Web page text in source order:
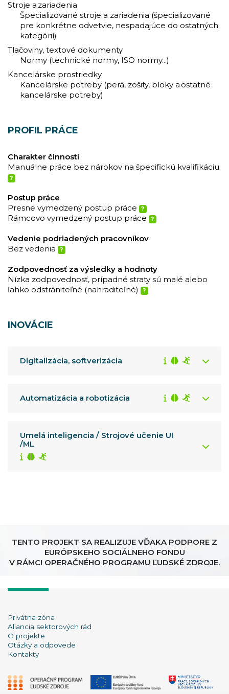
Stroje a zariadenia
Špecializované stroje a zariadenia (špecializované
pre konkrétne odvetvie, nespadajúce do ostatných
kategórií)
Tlačoviny, textové dokumenty
Normy (technické normy, ISO normy...)
Kancelárske prostriedky
Kancelárske potreby (perá, zošity, bloky a ostatné
kancelárske potreby)
PROFIL PRÁCE
Charakter činností
Manuálne práce bez nárokov na špecifickú kvalifikáciu
?
Postup práce
Presne vymedzený postup práce
?
Rámcovo vymedzený postup práce ?
Vedenie podriadených pracovníkov
Bez vedenia
?
Zodpovednosť za výsledky a hodnoty
Nízka zodpovednosť, prípadné straty sú malé alebo
ľahko odstrániteľné (nahraditeľné)
?
INOVÁCIE
Digitalizácia, softverizácia
Automatizácia a robotizácia
Umelá inteligencia / Strojové učenie UI
/ML
TENTO PROJEKT SA REALIZUJE VĎAKA PODPORE Z
EURÓPSKEHO SOCIÁLNEHO FONDU
V RÁMCI OPERAČNÉHO PROGRAMU ĽUDSKÉ ZDROJE.
Privátna zóna
Aliancia sektorových rád
O projekte
Otázky a odpovede
Kontakty